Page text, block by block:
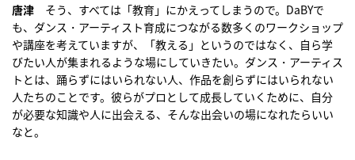
唐津 そう、すべては「教育」にかえってしまうので。DaBYで
も、ダンス・アーティスト育成につながる数多くのワークショップ
や講座を考えていますが、「教える」というのではなく、自ら学
びたい人が集まれるような場にしていきたい。ダンス・アーティス
トとは、踊らずにはいられない人、作品を創らずにはいられない
人たちのことです。彼らがプロとして成長していくために、自分
が必要な知識や人に出会える、そんな出会いの場になれたらいい
なと。